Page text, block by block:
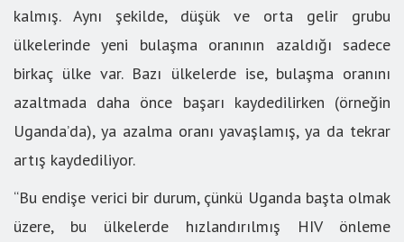
kalmış. Aynı şekilde, düşük ve orta gelir grubu
ülkelerinde yeni bulaşma oranının azaldığı sadece
birkaç ülke var. Bazı ülkelerde ise, bulaşma oranını
azaltmada daha önce başarı kaydedilirken (örneğin
Uganda’da), ya azalma oranı yavaşlamış, ya da tekrar
artış kaydediliyor.
“Bu endişe verici bir durum, çünkü Uganda başta olmak
üzere, bu ülkelerde hızlandırılmış HIV önleme